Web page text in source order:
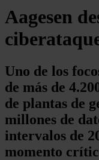
Aagesen
Uno de los
de más de
de plantas de
millones de
intervalos de
momento